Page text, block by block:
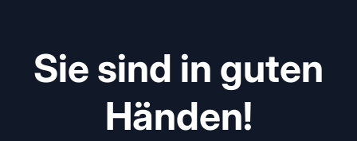
Sie sind in guten
Händen!